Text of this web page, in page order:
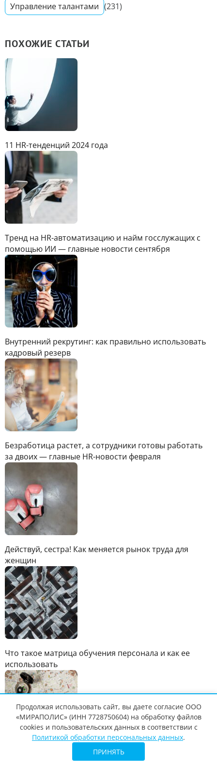
Управление талантами (231)
ПОХОЖИЕ СТАТЬИ
11 HR-тенденций 2024 года
Тренд на HR-автоматизацию и найм госслужащих с
помощью ИИ — главные новости сентября
Внутренний рекрутинг: как правильно использовать
кадровый резерв
Безработица растет, а сотрудники готовы работать
за двоих — главные HR-новости февраля
Действуй, сестра! Как меняется рынок труда для
женщин
Что такое матрица обучения персонала и как ее
использовать
Что такое маппинг компетенций и как его
Продолжая использовать сайт, вы даете согласие ООО
«МИРАПОЛИС» (ИНН 7728750604) на обработку файлов
cookies и пользовательских данных в соответствии с
Политикой обработки персональных данных.
ПРИНЯТЬ